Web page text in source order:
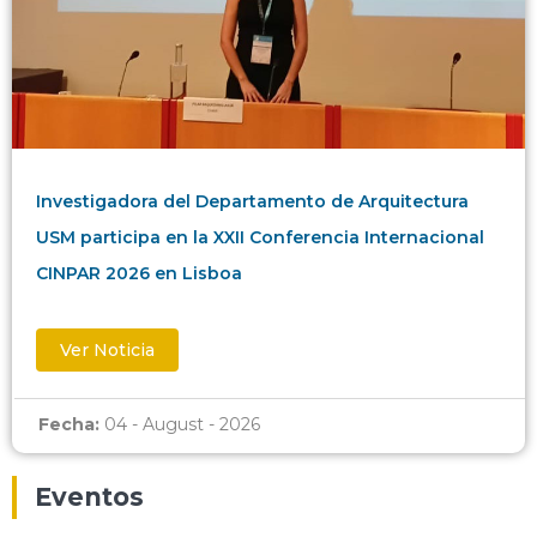
Investigadora del Departamento de Arquitectura
USM participa en la XXII Conferencia Internacional
CINPAR 2026 en Lisboa
Ver Noticia
Fecha: 04 - August - 2026
Eventos